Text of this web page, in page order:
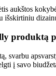
aukštos
produktą
į savo